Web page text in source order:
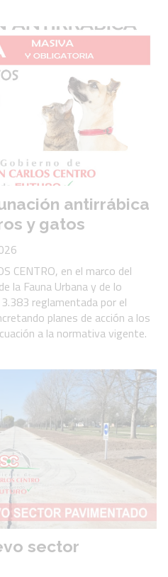
antirrábica
y gatos
CENTRO, en el marco del
la Fauna Urbana y de lo
reglamentada por el
planes de acción a los
a la normativa vigente.
sector